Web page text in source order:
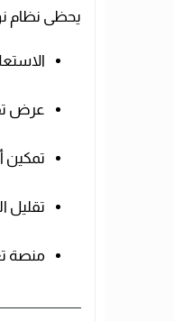
يحظى نظام
عرض
تمكين
تقليل
منصة